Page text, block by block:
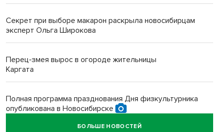
Секрет при выборе макарон раскрыла новосибирцам
эксперт Ольга Широкова
Перец-змея вырос в огороде жительницы
Каргата
Полная программа празднования Дня физкультурника
опубликована в Новосибирске
БОЛЬШЕ НОВОСТЕЙ